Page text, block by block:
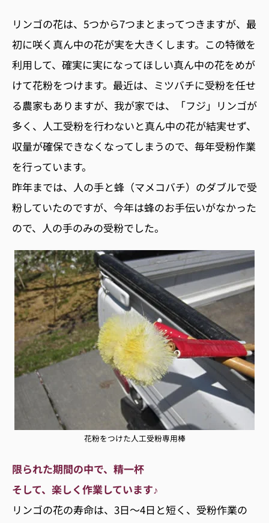
リンゴの花は、5つから7つまとまってつきますが、最
初に咲く真ん中の花が実を大きくします。この特徴を
利用して、確実に実になってほしい真ん中の花をめが
けて花粉をつけます。最近は、ミツバチに受粉を任せ
る農家もありますが、我が家では、「フジ」リンゴが
多く、人工受粉を行わないと真ん中の花が結実せず、
収量が確保できなくなってしまうので、毎年受粉作業
を行っています。
昨年までは、人の手と蜂（マメコバチ）のダブルで受
粉していたのですが、今年は蜂のお手伝いがなかった
ので、人の手のみの受粉でした。
花粉をつけた人工受粉専用棒
限られた期間の中で、精一杯
そして、楽しく作業しています♪
リンゴの花の寿命は、3日〜4日と短く、受粉作業の